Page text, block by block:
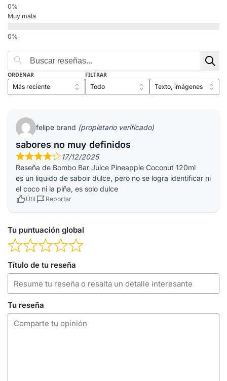
Muy mala
ORDENAR FILTRAR
felipe brand (propietario verificado)
sabores no muy definidos
17/12/2025
Reseña de Bombo Bar Juice Pineapple Coconut 120ml
es un liquido de saboir dulce, pero no se logra identificar ni
el coco ni la piña, es solo dulce
Útil Reportar
Tu puntuación global
Título de tu reseña
Tu reseña